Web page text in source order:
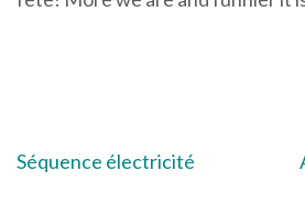
Navigation
Séquence électricité